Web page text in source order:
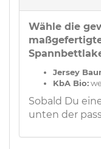
Wähle die
Jersey
KbA Bio:
Sobald Du
unten der